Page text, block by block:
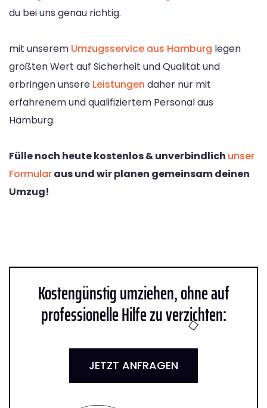
du bei uns genau richtig.
mit unserem Umzugsservice aus Hamburg legen
größten Wert auf Sicherheit und Qualität und
erbringen unsere Leistungen daher nur mit
erfahrenem und qualifiziertem Personal aus
Hamburg.
Fülle noch heute kostenlos & unverbindlich unser
Formularaus und wir planen gemeinsam deinen
Umzug!
Kostengünstig umziehen, ohne auf
professionelle Hilfe zu verzichten:
JETZT ANFRAGEN